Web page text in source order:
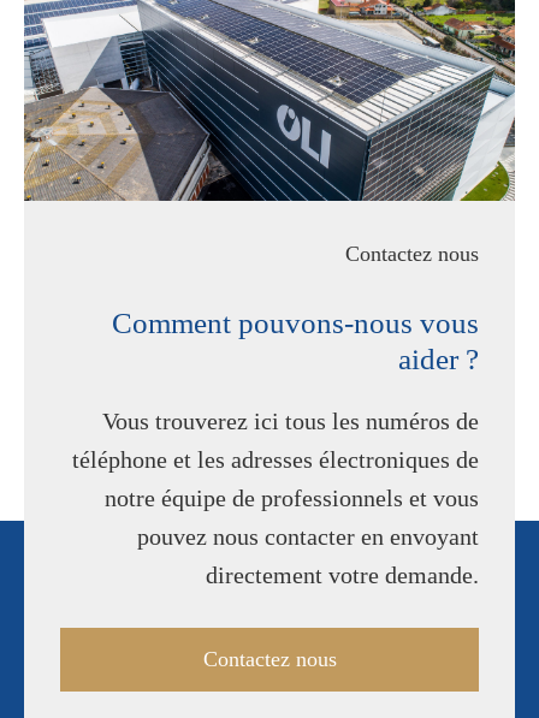
Contactez nous
Comment pouvons-nous vous
aider ?
Vous trouverez ici tous les numéros de
téléphone et les adresses électroniques de
notre équipe de professionnels et vous
pouvez nous contacter en envoyant
directement votre demande.
Contactez nous